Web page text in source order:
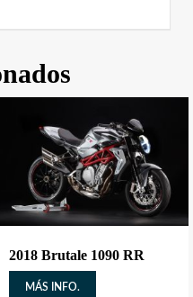
2018 Brutale 1090 RR
MÁS INFO.